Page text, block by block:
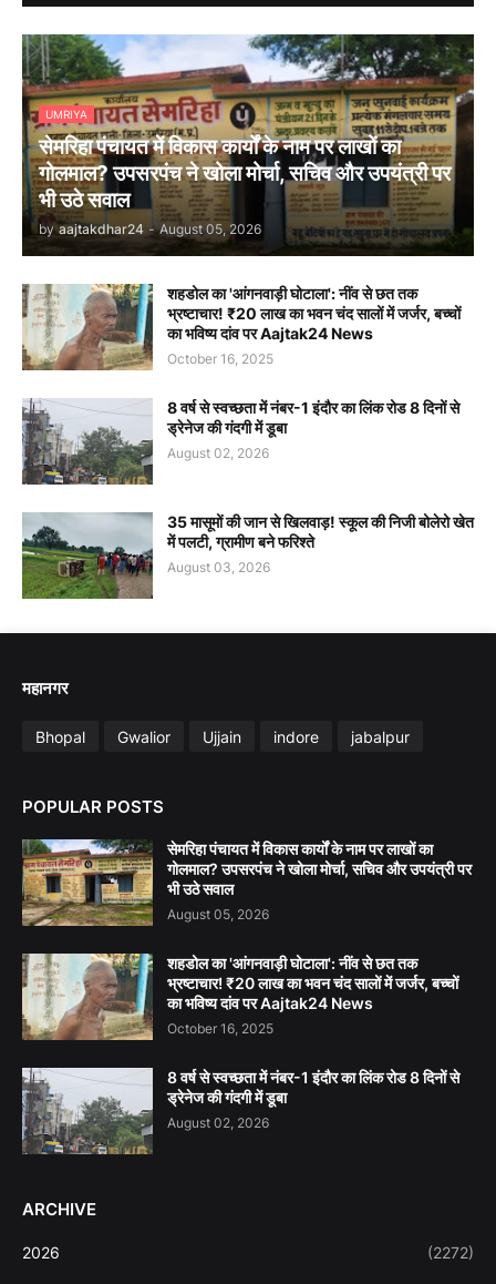
UMRIYA
सेमरिहा पंचायत में विकास कार्यों के नाम पर लाखों का
गोलमाल? उपसरपंच ने खोला मोर्चा, सचिव और उपयंत्री पर
भी उठे सवाल
by aajtakdhar24 - August 05, 2026
शहडोल का 'आंगनवाड़ी घोटाला': नींव से छत तक
भ्रष्टाचार! ₹20 लाख का भवन चंद सालों में जर्जर, बच्चों
का भविष्य दांव पर Aajtak24 News
October 16, 2025
8 वर्ष से स्वच्छता में नंबर-1 इंदौर का लिंक रोड 8 दिनों से
ड्रेनेज की गंदगी में डूबा
August 02, 2026
35 मासूमों की जान से खिलवाड़! स्कूल की निजी बोलेरो खेत
में पलटी, ग्रामीण बने फरिश्ते
August 03, 2026
महानगर
Bhopal Gwalior Ujjain indore jabalpur
POPULAR POSTS
सेमरिहा पंचायत में विकास कार्यों के नाम पर लाखों का
गोलमाल? उपसरपंच ने खोला मोर्चा, सचिव और उपयंत्री पर
भी उठे सवाल
August 05, 2026
शहडोल का 'आंगनवाड़ी घोटाला': नींव से छत तक
भ्रष्टाचार! ₹20 लाख का भवन चंद सालों में जर्जर, बच्चों
का भविष्य दांव पर Aajtak24 News
October 16, 2025
8 वर्ष से स्वच्छता में नंबर-1 इंदौर का लिंक रोड 8 दिनों से
ड्रेनेज की गंदगी में डूबा
August 02, 2026
ARCHIVE
2026 (2272)